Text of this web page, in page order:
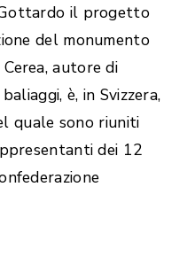
il progetto
del monumento
autore di
è, in Svizzera,
quale sono riuniti
dei 12